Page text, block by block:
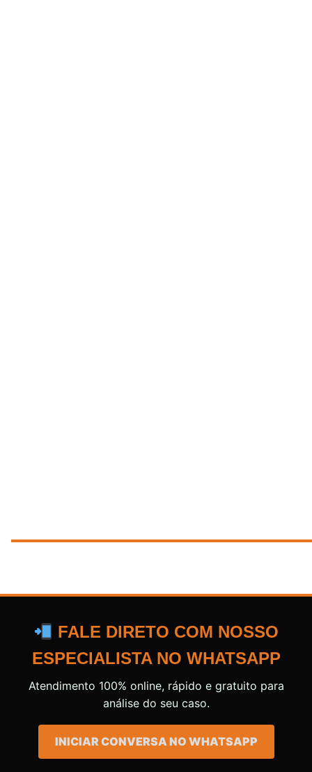
FALE DIRETO COM NOSSO
ESPECIALISTA NO WHATSAPP
Atendimento 100% online, rápido e gratuito para
análise do seu caso.
INICIAR CONVERSA NO WHATSAPP